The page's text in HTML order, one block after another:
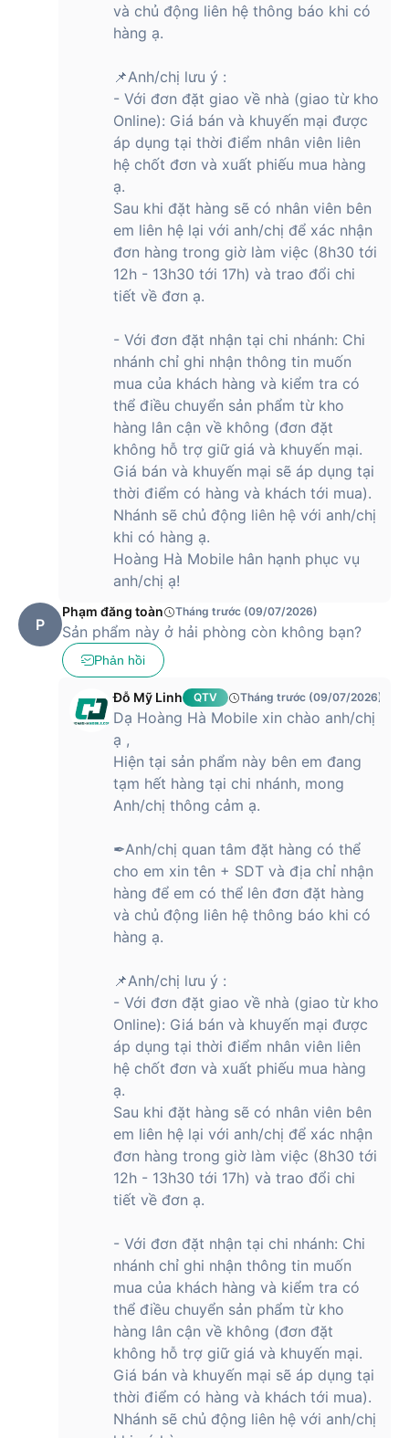
và chủ động liên hệ thông báo khi có
hàng ạ.
📌Anh/chị lưu ý :
- Với đơn đặt giao về nhà (giao từ kho
Online): Giá bán và khuyến mại được
áp dụng tại thời điểm nhân viên liên
hệ chốt đơn và xuất phiếu mua hàng
ạ.
Sau khi đặt hàng sẽ có nhân viên bên
em liên hệ lại với anh/chị để xác nhận
đơn hàng trong giờ làm việc (8h30 tới
12h - 13h30 tới 17h) và trao đổi chi
tiết về đơn ạ.
- Với đơn đặt nhận tại chi nhánh: Chi
nhánh chỉ ghi nhận thông tin muốn
mua của khách hàng và kiểm tra có
thể điều chuyển sản phẩm từ kho
hàng lân cận về không (đơn đặt
không hỗ trợ giữ giá và khuyến mại.
Giá bán và khuyến mại sẽ áp dụng tại
thời điểm có hàng và khách tới mua).
Nhánh sẽ chủ động liên hệ với anh/chị
khi có hàng ạ.
Hoàng Hà Mobile hân hạnh phục vụ
anh/chị ạ!
P
Phạm đăng toàn Tháng trước (09/07/2026)
Sản phẩm này ở hải phòng còn không bạn?
Phản hồi
Đỗ Mỹ Linh QTV Tháng trước (09/07/2026)
Dạ Hoàng Hà Mobile xin chào anh/chị
ạ ,
Hiện tại sản phẩm này bên em đang
tạm hết hàng tại chi nhánh, mong
Anh/chị thông cảm ạ.
✒Anh/chị quan tâm đặt hàng có thể
cho em xin tên + SDT và địa chỉ nhận
hàng để em có thể lên đơn đặt hàng
và chủ động liên hệ thông báo khi có
hàng ạ.
📌Anh/chị lưu ý :
- Với đơn đặt giao về nhà (giao từ kho
Online): Giá bán và khuyến mại được
áp dụng tại thời điểm nhân viên liên
hệ chốt đơn và xuất phiếu mua hàng
ạ.
Sau khi đặt hàng sẽ có nhân viên bên
em liên hệ lại với anh/chị để xác nhận
đơn hàng trong giờ làm việc (8h30 tới
12h - 13h30 tới 17h) và trao đổi chi
tiết về đơn ạ.
- Với đơn đặt nhận tại chi nhánh: Chi
nhánh chỉ ghi nhận thông tin muốn
mua của khách hàng và kiểm tra có
thể điều chuyển sản phẩm từ kho
hàng lân cận về không (đơn đặt
không hỗ trợ giữ giá và khuyến mại.
Giá bán và khuyến mại sẽ áp dụng tại
thời điểm có hàng và khách tới mua).
Nhánh sẽ chủ động liên hệ với anh/chị